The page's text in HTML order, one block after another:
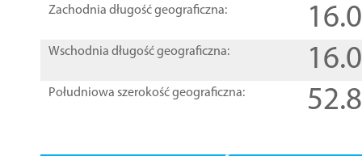
Zachodnia długość geograficzna:
Wschodnia długość geograficzna:
Południowa szerokość geograficzna: